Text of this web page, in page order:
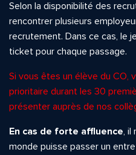
Selon la disponibilité des
rencontrer plusieurs
recrutement. Dans ce cas, le
ticket pour chaque passage.
Si vous êtes un élève du CO,
prioritaire durant les 30
présenter auprès de nos
En cas de forte affluence, il
monde puisse passer un